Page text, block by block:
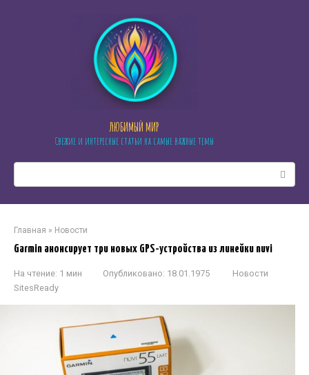
ЛЮБИМЫЙ МИР
Свежие и интересные статьи на самые важные темы
Главная » Новости
Garmin анонсирует три новых GPS-устройства из линейки nuvi
На чтение: 1 мин Опубликовано: 18.01.1975
Новости
SitesReady